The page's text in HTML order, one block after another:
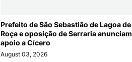
Prefeito de São Sebastião de Lagoa de
Roça e oposição de Serraria anunciam
apoio a Cícero
August 03, 2026